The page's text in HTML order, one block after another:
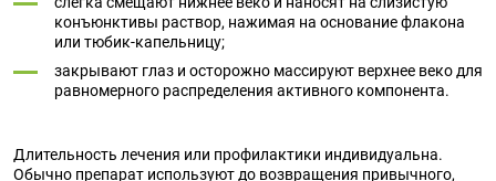
конъюнктивы раствор, нажимая на основание флакона
или тюбик-капельницу;
закрывают глаз и осторожно массируют верхнее веко для
равномерного распределения активного компонента.
Длительность лечения или профилактики индивидуальна.
Обычно препарат используют до возвращения привычного,